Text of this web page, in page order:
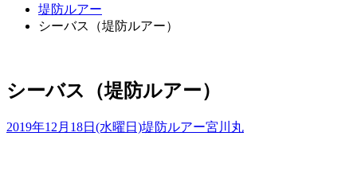
堤防ルアー
シーバス（堤防ルアー）
シーバス（堤防ルアー）
2019年12月18日(水曜日)堤防ルアー宮川丸